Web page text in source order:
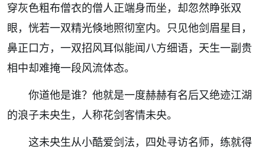
穿灰色粗布僧衣的僧人正端身而坐，却忽然睁张双
眼，恍若一双精光倏地照彻室内。只见他剑眉星目，
鼻正口方，一双招风耳似能闻八方细语，天生一副贵
相中却难掩一段风流体态。
你道他是谁？他就是一度赫赫有名后又绝迹江湖
的浪子未央生，人称花剑客情未央。
这未央生从小酷爱剑法，四处寻访名师，练就得